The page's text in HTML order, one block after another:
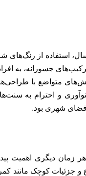
استفاده از رنگ‌های
جسورانه، به
متواضع با
و احترام به سنت‌ها
شهری بود.
دیگری اهمیت
و جزئیات کوچک مانند